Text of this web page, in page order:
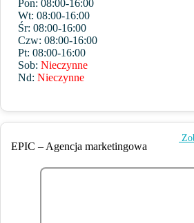
Pon: 08:00-16:00
Wt: 08:00-16:00
Śr: 08:00-16:00
Czw: 08:00-16:00
Pt: 08:00-16:00
Sob: Nieczynne
Nd: Nieczynne
EPIC – Agencja marketingowa